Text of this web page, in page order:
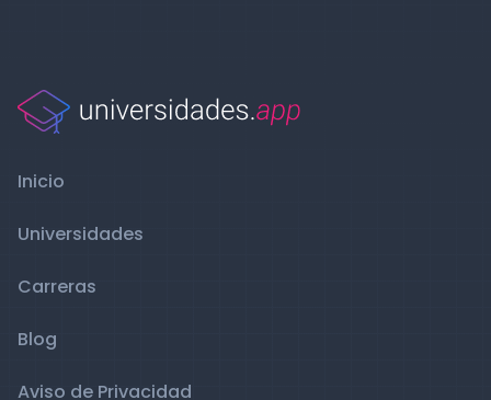
Inicio
Universidades
Carreras
Blog
Aviso de Privacidad